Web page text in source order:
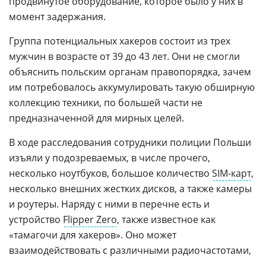
момент задержания.
Группа потенциальных хакеров состоит из трех
мужчин в возрасте от 39 до 43 лет. Они не смогли
объяснить польским органам правопорядка, зачем
им потребовалось аккумулировать такую обширную
коллекцию техники, по большей части не
предназначенной для мирных целей.
В ходе расследования сотрудники полиции Польши
изъяли у подозреваемых, в числе прочего,
несколько ноутбуков, большое количество SIM-карт,
несколько внешних жестких дисков, а также камеры
и роутеры. Наряду с ними в перечне есть и
устройство Flipper Zero, также известное как
«тамагочи для хакеров». Оно может
взаимодействовать с различными радиочастотами,